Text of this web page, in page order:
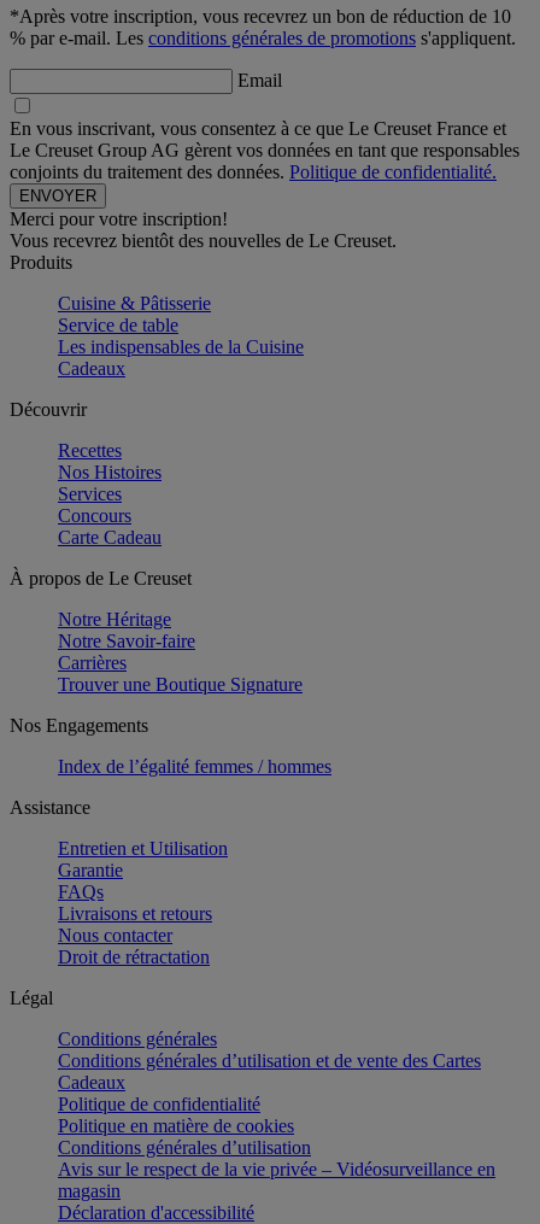
*Après votre inscription, vous recevrez un bon de réduction de 10
% par e-mail. Les conditions générales de promotions s'appliquent.
Email
En vous inscrivant, vous consentez à ce que Le Creuset France et
Le Creuset Group AG gèrent vos données en tant que responsables
conjoints du traitement des données. Politique de confidentialité.
Merci pour votre inscription!
Vous recevrez bientôt des nouvelles de Le Creuset.
Produits
Cuisine & Pâtisserie
Service de table
Les indispensables de la Cuisine
Cadeaux
Découvrir
Recettes
Nos Histoires
Services
Concours
Carte Cadeau
À propos de Le Creuset
Notre Héritage
Notre Savoir-faire
Carrières
Trouver une Boutique Signature
Nos Engagements
Index de l’égalité femmes / hommes
Assistance
Entretien et Utilisation
Garantie
FAQs
Livraisons et retours
Nous contacter
Droit de rétractation
Légal
Conditions générales
Conditions générales d’utilisation et de vente des Cartes
Cadeaux
Politique de confidentialité
Politique en matière de cookies
Conditions générales d’utilisation
Avis sur le respect de la vie privée – Vidéosurveillance en
magasin
Déclaration d'accessibilité